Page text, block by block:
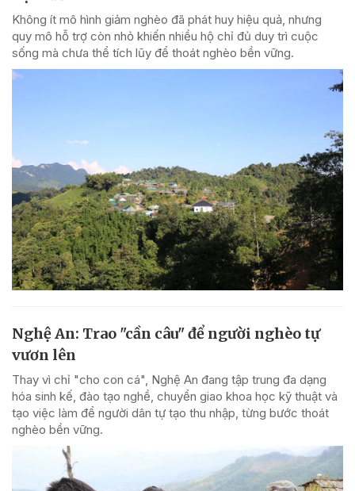
Không ít mô hình giảm nghèo đã phát huy hiệu quả, nhưng
quy mô hỗ trợ còn nhỏ khiến nhiều hộ chỉ đủ duy trì cuộc
sống mà chưa thể tích lũy để thoát nghèo bền vững.
Nghệ An: Trao "cần câu" để người nghèo tự
vươn lên
Thay vì chỉ "cho con cá", Nghệ An đang tập trung đa dạng
hóa sinh kế, đào tạo nghề, chuyển giao khoa học kỹ thuật và
tạo việc làm để người dân tự tạo thu nhập, từng bước thoát
nghèo bền vững.